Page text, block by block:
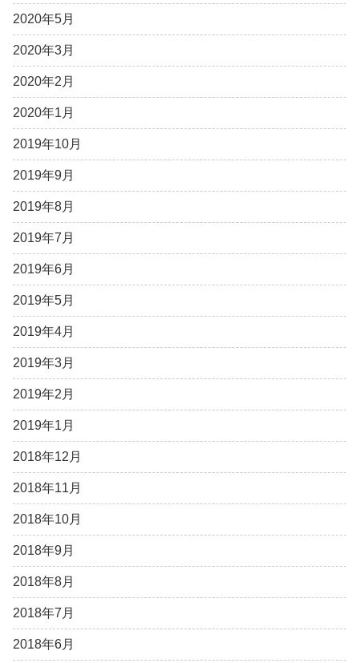
2020年5月
2020年3月
2020年2月
2020年1月
2019年10月
2019年9月
2019年8月
2019年7月
2019年6月
2019年5月
2019年4月
2019年3月
2019年2月
2019年1月
2018年12月
2018年11月
2018年10月
2018年9月
2018年8月
2018年7月
2018年6月